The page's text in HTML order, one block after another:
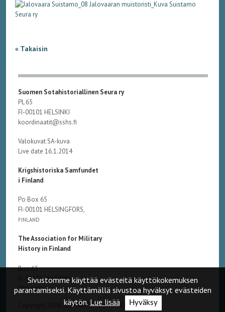
« Takaisin
Suomen Sotahistoriallinen Seura ry
PL 65
FI-00101 HELSINKI
koordinaatit@sshs.fi
Valokuvat SA-kuva
Live date 16.1.2014
Krigshistoriska Samfundet
i Finland
Po Box 65
FI-00101 HELSINGFORS,
FINLAND
The Association for Military
History in Finland
Box 65
FI-00101 HELSINKI,
FINLAND
Copyright 2026 Suomen Sotahistoriallinen Seura ry
Sivustomme käyttää evästeitä käyttökokemuksen
parantamiseksi. Käyttämällä sivustoa hyväksyt evästeiden
käytön. Lue lisää Hyväksy